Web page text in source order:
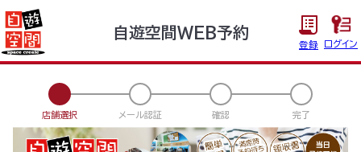
自遊空間WEB予約
登録 ログイン
店舗選択 メール認証 確認 完了